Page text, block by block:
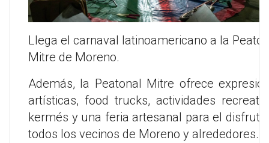
Llega el carnaval latinoamericano a la
Mitre de Moreno.
Además, la Peatonal Mitre ofrece
artísticas, food trucks, actividades
kermés y una feria artesanal para el disfrute
todos los vecinos de Moreno y alrededores.